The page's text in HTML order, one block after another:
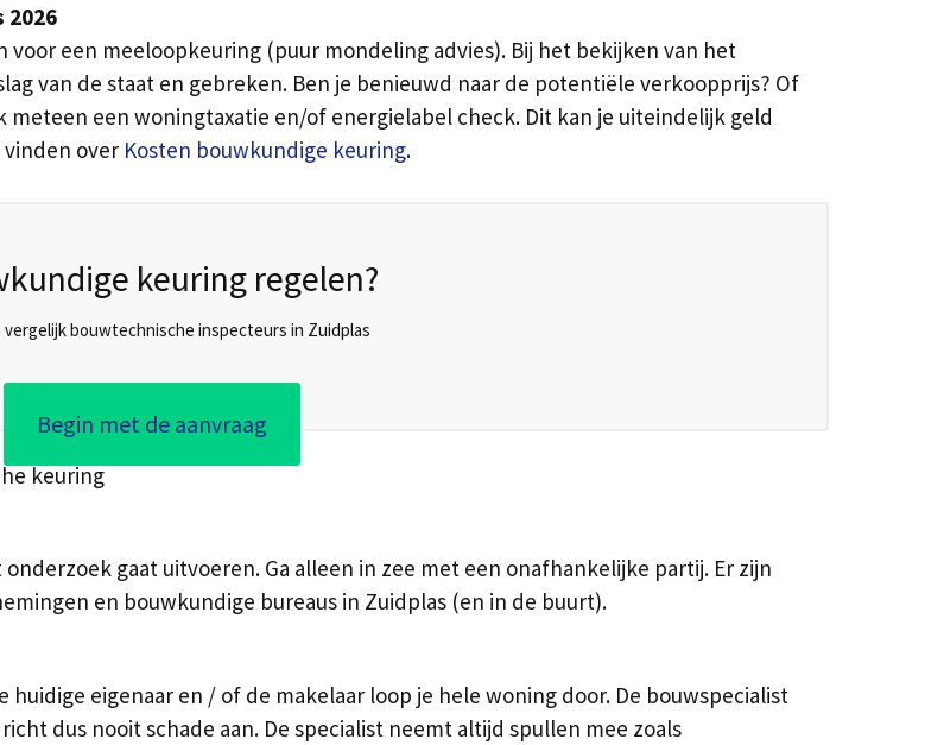
2026
een meeloopkeuring (puur mondeling advies). Bij het bekijken van het
van de staat en gebreken. Ben je benieuwd naar de potentiële verkoopprijs? Of
een woningtaxatie en/of energielabel check. Dit kan je uiteindelijk geld
over Kosten bouwkundige keuring.
keuring regelen?
vergelijk bouwtechnische inspecteurs in Zuidplas
Begin met de aanvraag
keuring
gaat uitvoeren. Ga alleen in zee met een onafhankelijke partij. Er zijn
en bouwkundige bureaus in Zuidplas (en in de buurt).
eigenaar en / of de makelaar loop je hele woning door. De bouwspecialist
dus nooit schade aan. De specialist neemt altijd spullen mee zoals